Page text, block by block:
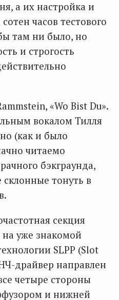
а их настройка и
часов тестового
там ни было, но
и строгость
«Wo Bist Du».
вокалом Тилля
(как и было
читаемо
бэкграунда,
тонуть в
секция
на уже знакомой
SLPP (Slot
драйвер направлен
четыре стороны
и нижней